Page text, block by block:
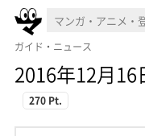
ガイド・ニュース
2016年12月
270 Pt.